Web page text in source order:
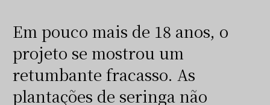
Em pouco mais de 18 anos, o
projeto se mostrou um
retumbante fracasso. As
plantações de seringa não